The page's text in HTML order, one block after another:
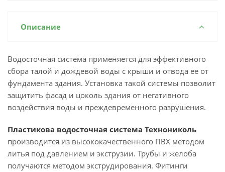
Описание
Водосточная система применяется для эффективного
сбора талой и дождевой воды с крыши и отвода ее от
фундамента здания. Установка такой системы позволит
защитить фасад и цоколь здания от негативного
воздействия воды и преждевременного разрушения.
Пластикова водосточная система Технониколь
производится из высококачественного ПВХ методом
литья под давлением и экструзии. Трубы и желоба
получаются методом экструдирования. Фитинги